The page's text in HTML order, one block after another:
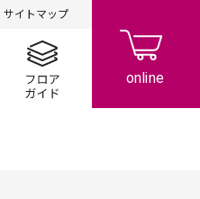
サイトマップ
サービスガイドフロアガイド